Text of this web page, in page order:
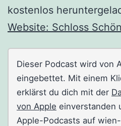
kostenlos
Website: Schloss
Dieser Podcast wird von
eingebettet. Mit einem
erklärst du dich mit der
von Apple einverstanden
Apple-Podcasts auf